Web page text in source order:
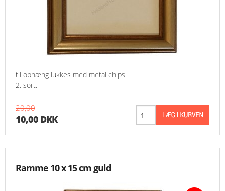
til ophæng lukkes med metal chips
2. sort.
20,00
10,00 DKK
Ramme 10 x 15 cm guld